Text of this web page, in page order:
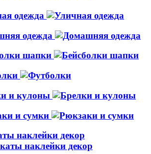
одежда
одежда
шапки
и кулоны
и сумки
наклейки декор